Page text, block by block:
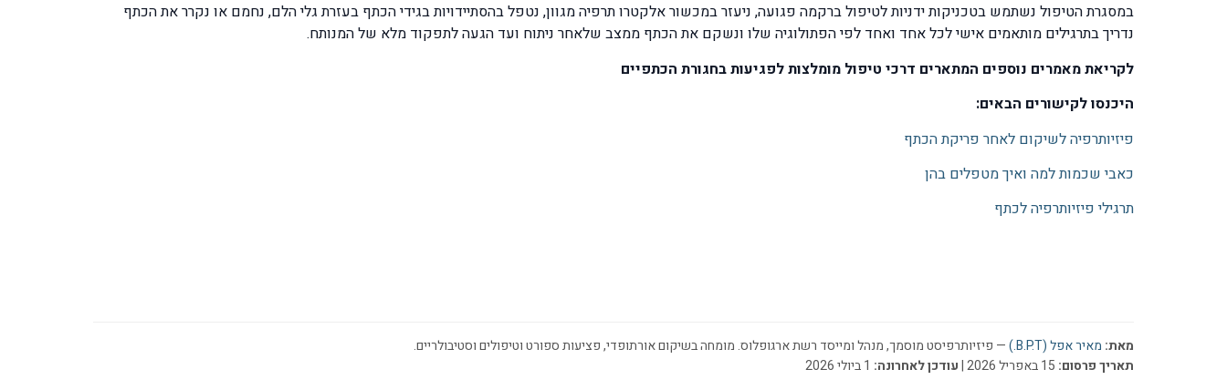
במסגרת הטיפול נשתמש בטכניקות ידניות לטיפול ברקמה פגועה, ניעזר במכשור אלקטרו תרפיה מגוון, נטפל בהסתיידויות בגידי הכתף בעזרת גלי הלם, נחמם או נקרר את הכתף
נדריך בתרגילים מותאמים אישי לכל אחד ואחד לפי הפתולוגיה שלו ונשקם את הכתף ממצב שלאחר ניתוח ועד הגעה לתפקוד מלא של המנותח.
לקריאת מאמרים נוספים המתארים דרכי טיפול מומלצות לפגיעות בחגורת הכתפיים
היכנסו לקישורים הבאים:
פיזיותרפיה לשיקום לאחר פריקת הכתף
כאבי שכמות למה ואיך מטפלים בהן
תרגילי פיזיותרפיה לכתף
מאת: מאיר אפל (B.P.T.)
— פיזיותרפיסט מוסמך, מנהל ומייסד רשת ארגופלוס. מומחה בשיקום אורתופדי, פציעות ספורט וטיפולים וסטיבולריים.
תאריך פרסום:
עודכן לאחרונה: